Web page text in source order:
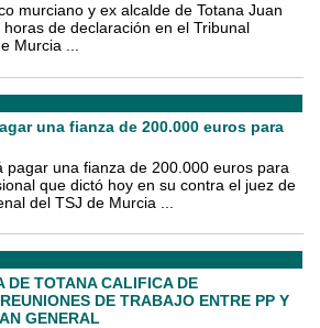
murciano y ex alcalde de Totana Juan
de declaración en el Tribunal
Murcia ...
una fianza de 200.000 euros para
pagar una fianza de 200.000 euros para
que dictó hoy en su contra el juez de
del TSJ de Murcia ...
DE TOTANA CALIFICA DE
DE TRABAJO ENTRE PP Y
GENERAL